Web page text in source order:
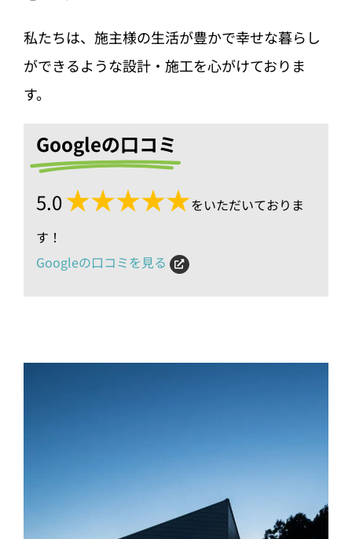
私たちは、施主様の生活が豊かで幸せな暮らし
ができるような設計・施工を心がけておりま
す。
Googleの口コミ
5.0★★★★★をいただいておりま
す！
Googleの口コミを見る